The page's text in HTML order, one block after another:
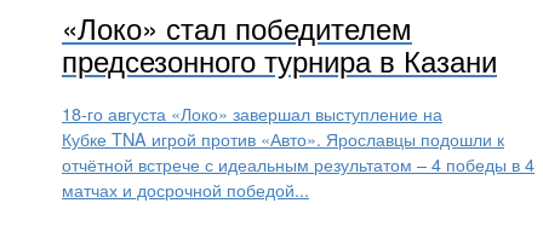
«Локо» стал победителем
предсезонного турнира в Казани
18-го августа «Локо» завершал выступление на
Кубке TNA игрой против «Авто». Ярославцы подошли к
отчётной встрече с идеальным результатом – 4 победы в 4
матчах и досрочной победой...